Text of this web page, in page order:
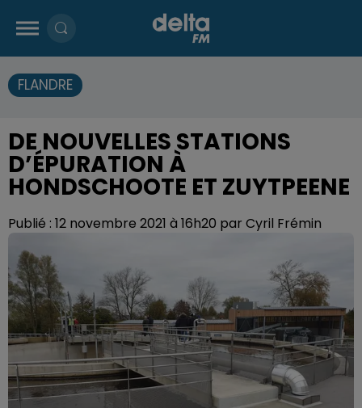
FLANDRE
DE NOUVELLES STATIONS
D’ÉPURATION À
HONDSCHOOTE ET ZUYTPEENE
Publié : 12 novembre 2021 à 16h20 par Cyril Frémin